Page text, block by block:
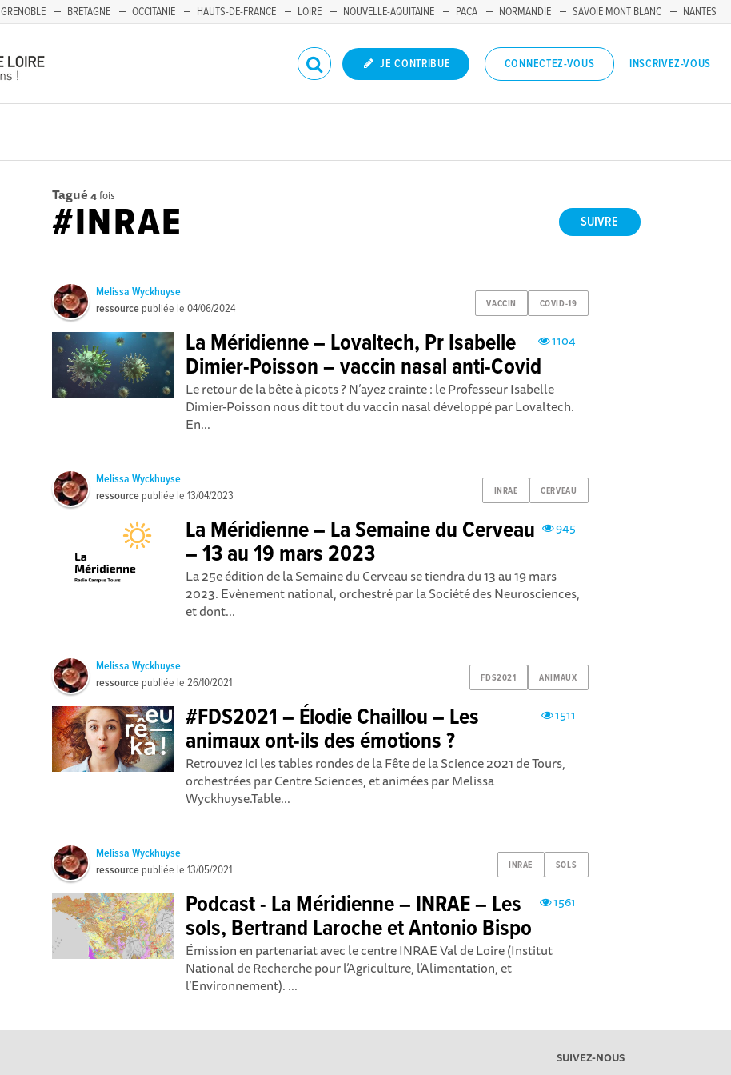
GRENOBLE BRETAGNE OCCITANIE HAUTS-DE-FRANCE LOIRE NOUVELLE-AQUITAINE PACA NORMANDIE SAVOIE MONT BLANC
NANTES
JE CONTRIBUE CONNECTEZ-VOUS INSCRIVEZ-VOUS
Tagué 4fois
SUIVRE
#INRAE
VACCIN COVID-19
Melissa Wyckhuyse
ressource publiée le04/06/2024
1104
La Méridienne – Lovaltech, Pr Isabelle
Dimier-Poisson – vaccin nasal anti-Covid
Le retour de la bête à picots ? N’ayez crainte : le Professeur Isabelle
Dimier-Poisson nous dit tout du vaccin nasal développé par Lovaltech.
En...
INRAE CERVEAU
Melissa Wyckhuyse
ressource publiée le13/04/2023
945
La Méridienne – La Semaine du Cerveau
– 13 au 19 mars 2023
La 25e édition de la Semaine du Cerveau se tiendra du 13 au 19 mars
2023. Evènement national, orchestré par la Société des Neurosciences,
et dont...
FDS2021 ANIMAUX
Melissa Wyckhuyse
ressource publiée le26/10/2021
1511
#FDS2021 – Élodie Chaillou – Les
animaux ont-ils des émotions ?
Retrouvez ici les tables rondes de la Fête de la Science 2021 de Tours,
orchestrées par Centre Sciences, et animées par Melissa
Wyckhuyse.Table...
INRAE SOLS
Melissa Wyckhuyse
ressource publiée le13/05/2021
1561
Podcast - La Méridienne – INRAE – Les
sols, Bertrand Laroche et Antonio Bispo
Émission en partenariat avec le centre INRAE Val de Loire (Institut
National de Recherche pour l’Agriculture, l’Alimentation, et
l’Environnement). ...
SUIVEZ-NOUS